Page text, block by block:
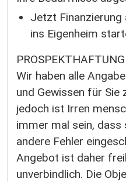
Jetzt
ins Eigenheim
PROSPEKTHAFTUNG
Wir haben alle
und Gewissen für Sie
jedoch ist Irren
immer mal sein, dass
andere Fehler
Angebot ist daher
unverbindlich. Die